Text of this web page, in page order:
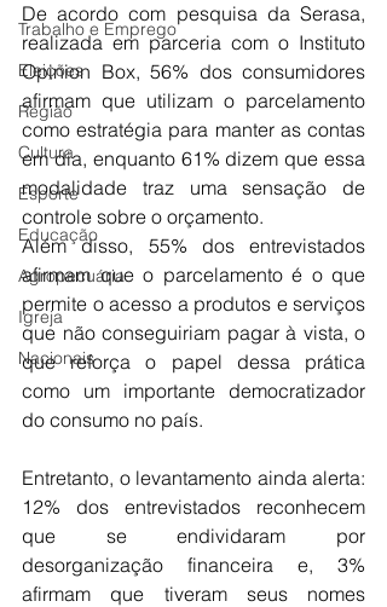
Trabalho e Emprego
Eleições
Região
Cultura
Esporte
Educação
Agropecuária
Igreja
Nacionais
De acordo com pesquisa da Serasa,
realizada em parceria com o Instituto
Opinion Box, 56% dos consumidores
afirmam que utilizam o parcelamento
como estratégia para manter as contas
em dia, enquanto 61% dizem que essa
modalidade traz uma sensação de
controle sobre o orçamento.
Além disso, 55% dos entrevistados
afirmam que o parcelamento é o que
permite o acesso a produtos e serviços
que não conseguiriam pagar à vista, o
que reforça o papel dessa prática
como um importante democratizador
do consumo no país.
Entretanto, o levantamento ainda alerta:
12% dos entrevistados reconhecem
que se endividaram por
desorganização financeira e, 3%
afirmam que tiveram seus nomes